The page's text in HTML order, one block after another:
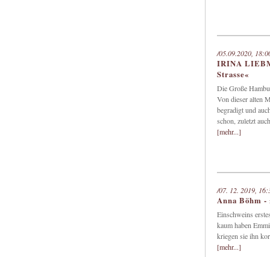
/05.09.2020,
IRINA
Strasse«
Die Große
Von dieser alten
begradigt und
schon, zuletzt
[mehr...]
/07. 12. 2019,
Anna Böhm
Einschweins
kaum haben
kriegen sie ihn
[mehr...]